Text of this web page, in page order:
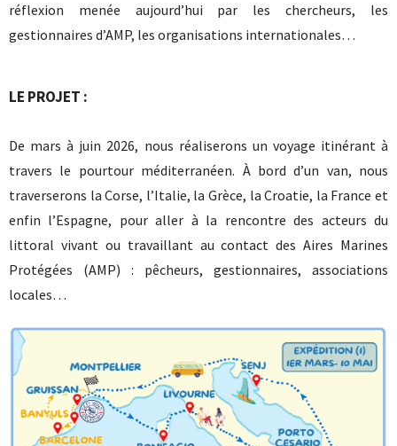
réflexion menée aujourd’hui par les chercheurs, les
gestionnaires d’AMP, les organisations internationales…
LE PROJET :
De mars à juin 2026, nous réaliserons un voyage itinérant à
travers le pourtour méditerranéen. À bord d’un van, nous
traverserons la Corse, l’Italie, la Grèce, la Croatie, la France et
enfin l’Espagne, pour aller à la rencontre des acteurs du
littoral vivant ou travaillant au contact des Aires Marines
Protégées (AMP) : pêcheurs, gestionnaires, associations
locales…